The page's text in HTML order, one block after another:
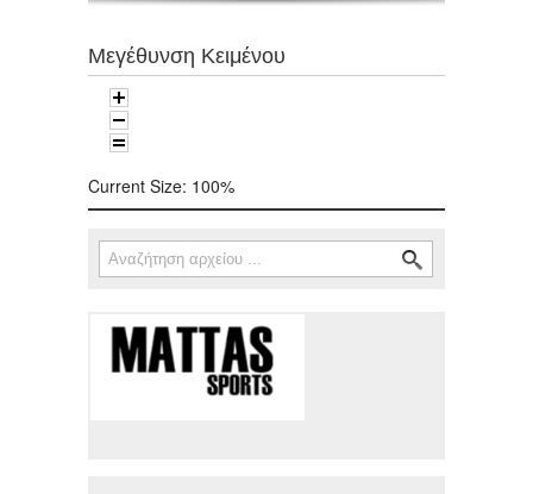
Μεγέθυνση Κειμένου
Current Size: 100%
Φόρμα αναζήτησης
Αναζήτηση